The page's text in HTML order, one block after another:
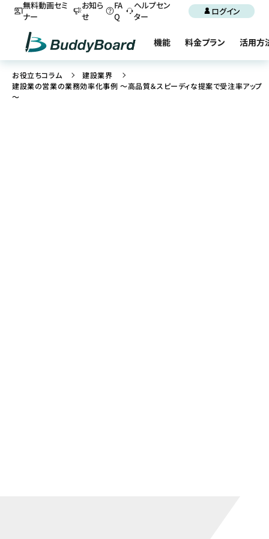
無料動画セミ
ナー
お知ら
せ
FA
Q
ヘルプセン
ター
ログイン
機能 料金プラン 活用方
お役立ちコラム
建設業界
建設業の営業の業務効率化事例 ～高品質＆スピーディな提案で受注率アップ
～